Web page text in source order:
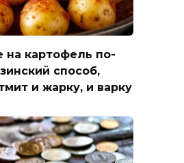
на картофель по-
способ,
и жарку, и варку